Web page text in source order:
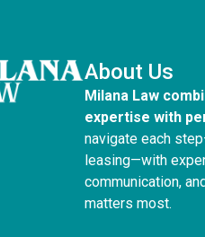
About Us
Milana Law
expertise with
navigate each
leasing—with
communication,
matters most.